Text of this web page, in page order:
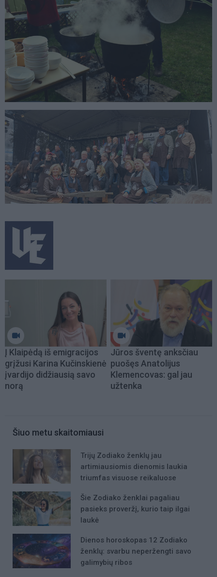
Į Klaipėdą iš emigracijos
grįžusi Karina Kučinskienė
įvardijo didžiausią savo
norą
Jūros šventę anksčiau
puošęs Anatolijus
Klemencovas: gal jau
užtenka
Šiuo metu skaitomiausi
Trijų Zodiako ženklų jau
artimiausiomis dienomis laukia
triumfas visuose reikaluose
Šie Zodiako ženklai pagaliau
pasieks proveržį, kurio taip ilgai
laukė
Dienos horoskopas 12 Zodiako
ženklų: svarbu neperžengti savo
galimybių ribos